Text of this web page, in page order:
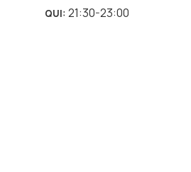
QUI: 21:30-23:00